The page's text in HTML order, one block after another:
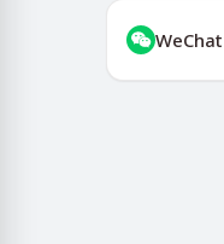
WeChat